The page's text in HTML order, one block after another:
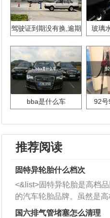
驾驶证到期没有换,逾期
玻璃
bba是什么车 92号
推荐阅读
固特异轮胎什么档次
<&list>固特异轮胎是高档
的汽车轮胎品牌。虽然是
牌，但是中高低端的轮胎都
国六排气管堵塞怎么清理